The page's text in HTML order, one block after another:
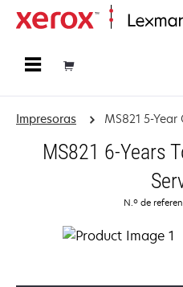
Impresoras MS821 5-Year
MS821 6-Years
N.º de